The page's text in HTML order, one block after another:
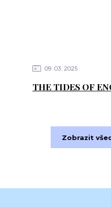
09 03 2025
THE TIDES OF
Zobrazit